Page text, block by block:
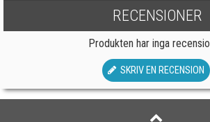
RECENSIONER
Produkten har inga
SKRIV EN RECENSION